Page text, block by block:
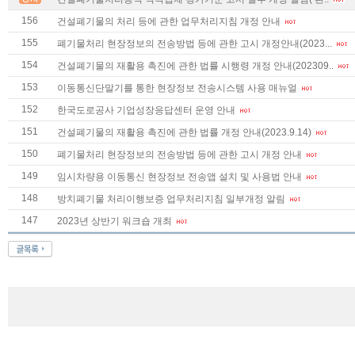
156
건설폐기물의 처리 등에 관한 업무처리지침 개정 안내
155
폐기물처리 현장정보의 전송방법 등에 관한 고시 개정안내(2023...
154
건설폐기물의 재활용 촉진에 관한 법률 시행령 개정 안내(202309..
153
이동통신단말기를 통한 현장정보 전송시스템 사용 매뉴얼
152
한국도로공사 기업성장응답센터 운영 안내
151
건설폐기물의 재활용 촉진에 관한 법률 개정 안내(2023.9.14)
150
폐기물처리 현장정보의 전송방법 등에 관한 고시 개정 안내
149
임시차량용 이동통신 현장정보 전송앱 설치 및 사용법 안내
148
방치폐기물 처리이행보증 업무처리지침 일부개정 알림
147
2023년 상반기 워크숍 개최